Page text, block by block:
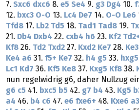
7. Sxc6 dxc6 8. e5 Se4 9. g3 Dg4 10.
12. bxc3 O-O 13. Lc4 De7 14. O-O Le6
Tfd8 17. Lb2 Td5 18. Tad1 Tad8 19.
21. Db4 Dxb4 22. cxb4 h6 23. Kf2
Kf8 26. Td2 Txd2 27. Kxd2 Ke7 28. Ke3
Ke4 a6 31. f5+ Ke7 32. h4 g5 33. hxg5
Lc1
Kd7 36. Kf5 Ke8 37. Kxg5 Kf8 38.
nun regelwidrig g6, daher Nullzug
g6 c5 41. bxc5 b5 42. g7 b4 43. Kg5
a4 46. b4 c6 47. e6 fxe6+ 48. Kxe6 a3